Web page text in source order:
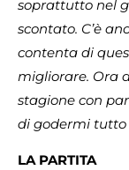
soprattutto nel
scontato. C’è
contenta di
migliorare. Ora
stagione con
di godermi tutto
LA PARTITA